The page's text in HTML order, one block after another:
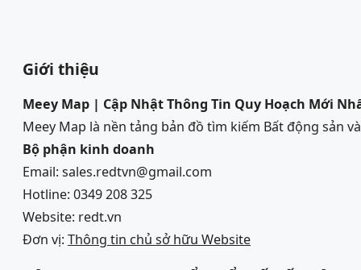
Giới thiệu
Meey Map | Cập Nhật Thông Tin Quy Hoạch Mới
Meey Map là nền tảng bản đồ tìm kiếm Bất động sản
Bộ phận kinh doanh
Email: sales.redtvn@gmail.com
Hotline: 0349 208 325
Website: redt.vn
Đơn vị: Thông tin chủ sở hữu Website